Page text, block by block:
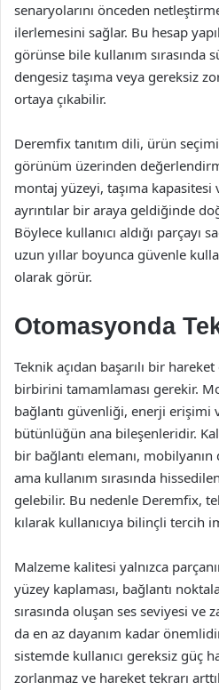
senaryolarını önceden
ilerlemesini sağlar. Bu hesap
görünse bile kullanım sırasında
dengesiz taşıma veya gereksiz
ortaya çıkabilir.
Deremfix tanıtım dili, ürün
görünüm üzerinden
montaj yüzeyi, taşıma
ayrıntılar bir araya geldiğinde
Böylece kullanıcı aldığı parçayı
uzun yıllar boyunca güvenle
olarak görür.
Otomasyonda
Teknik açıdan başarılı bir
birbirini tamamlaması gerekir.
bağlantı güvenliği, enerji erişimi
bütünlüğün ana bileşenleridir.
bir bağlantı elemanı, mobilyanın
ama kullanım sırasında
gelebilir. Bu nedenle Deremfix,
kılarak kullanıcıya bilinçli tercih
Malzeme kalitesi yalnızca
yüzey kaplaması, bağlantı
sırasında oluşan ses seviyesi
da en az dayanım kadar
sistemde kullanıcı gereksiz güç
zorlanmaz ve hareket tekrarı